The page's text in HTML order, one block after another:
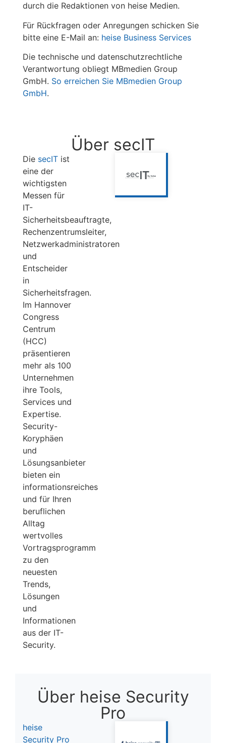
durch die Redaktionen von heise Medien.
Für Rückfragen oder Anregungen schicken Sie
bitte eine E-Mail an: heise Business Services
Die technische und datenschutzrechtliche
Verantwortung obliegt MBmedien Group
GmbH. So erreichen Sie MBmedien Group
GmbH.
Über secIT
Die secIT ist
eine der
wichtigsten
Messen für
IT-
Sicherheitsbeauftragte,
Rechenzentrumsleiter,
Netzwerkadministratoren
und
Entscheider
in
Sicherheitsfragen.
Im Hannover
Congress
Centrum
(HCC)
präsentieren
mehr als 100
Unternehmen
ihre Tools,
Services und
Expertise.
Security-
Koryphäen
und
Lösungsanbieter
bieten ein
informationsreiches
und für Ihren
beruflichen
Alltag
wertvolles
Vortragsprogramm
zu den
neuesten
Trends,
Lösungen
und
Informationen
aus der IT-
Security.
Über heise Security
Pro
heise
Security Pro